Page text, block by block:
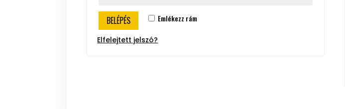
Emlékezz rám
BELÉPÉS
Elfelejtett jelszó?